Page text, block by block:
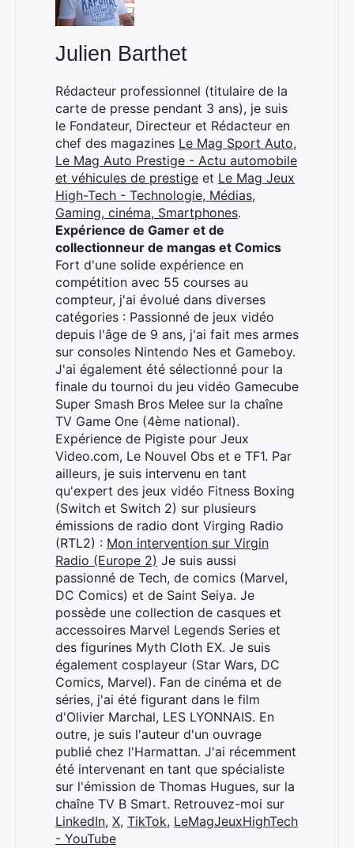
Julien Barthet
Rédacteur professionnel (titulaire de la
carte de presse pendant 3 ans), je suis
le Fondateur, Directeur et Rédacteur en
chef des magazines Le Mag Sport Auto,
Le Mag Auto Prestige - Actu automobile
et véhicules de prestige et Le Mag Jeux
High-Tech - Technologie, Médias,
Gaming, cinéma, Smartphones.
Expérience de Gamer et de
collectionneur de mangas et Comics
Fort d'une solide expérience en
compétition avec 55 courses au
compteur, j'ai évolué dans diverses
catégories : Passionné de jeux vidéo
depuis l'âge de 9 ans, j'ai fait mes armes
sur consoles Nintendo Nes et Gameboy.
J'ai également été sélectionné pour la
finale du tournoi du jeu vidéo Gamecube
Super Smash Bros Melee sur la chaîne
TV Game One (4ème national).
Expérience de Pigiste pour Jeux
Video.com, Le Nouvel Obs et e TF1. Par
ailleurs, je suis intervenu en tant
qu'expert des jeux vidéo Fitness Boxing
(Switch et Switch 2) sur plusieurs
émissions de radio dont Virging Radio
(RTL2) : Mon intervention sur Virgin
Radio (Europe 2) Je suis aussi
passionné de Tech, de comics (Marvel,
DC Comics) et de Saint Seiya. Je
possède une collection de casques et
accessoires Marvel Legends Series et
des figurines Myth Cloth EX. Je suis
également cosplayeur (Star Wars, DC
Comics, Marvel). Fan de cinéma et de
séries, j'ai été figurant dans le film
d'Olivier Marchal, LES LYONNAIS. En
outre, je suis l'auteur d'un ouvrage
publié chez l'Harmattan. J'ai récemment
été intervenant en tant que spécialiste
sur l'émission de Thomas Hugues, sur la
chaîne TV B Smart. Retrouvez-moi sur
LinkedIn, X, TikTok, LeMagJeuxHighTech
- YouTube